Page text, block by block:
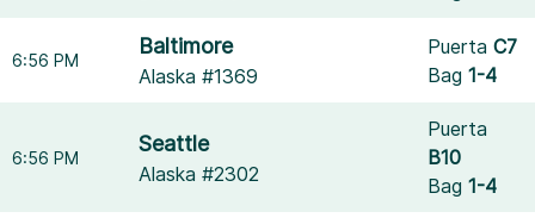
6:56 PM
Baltimore
Alaska #1369
PuertaC7
Bag1-4
6:56 PM
Seattle
Alaska #2302
Puerta
B10
Bag1-4